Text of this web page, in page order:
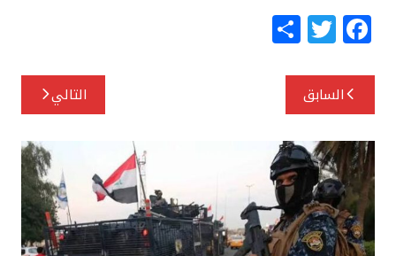
F
a
c
e
b
o
o
k
T
w
itt
e
r
S
h
تصفّح
المقالات
السابق التالي